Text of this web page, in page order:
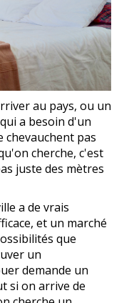
au pays, ou un
a besoin d'un
chevauchent pas
cherche, c'est
juste des mètres
a de vrais
et un marché
que
un
demande un
si on arrive de